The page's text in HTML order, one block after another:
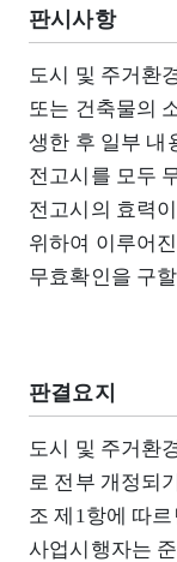
판시사항
도시 및 주거환
또는 건축물의
생한 후 일부 내
전고시를 모두
전고시의 효력
위하여 이루어
무효확인을 구
판결요지
도시 및 주거환
로 전부 개정되
조 제1항에 따
사업시행자는